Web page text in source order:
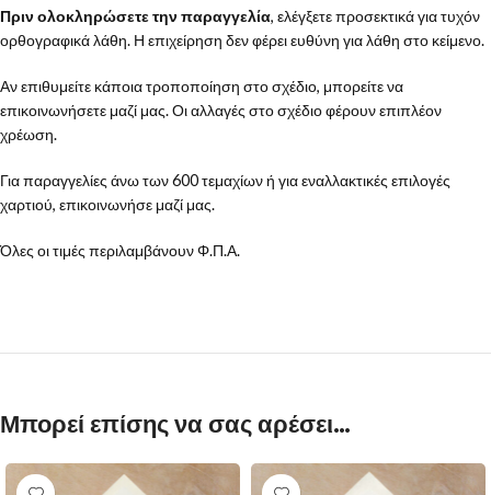
Πριν ολοκληρώσετε την παραγγελία, ελέγξετε προσεκτικά για τυχόν
ορθογραφικά λάθη. Η επιχείρηση δεν φέρει ευθύνη για λάθη στο κείμενο.
Αν επιθυμείτε κάποια τροποποίηση στο σχέδιο, μπορείτε να
επικοινωνήσετε μαζί μας. Οι αλλαγές στο σχέδιο φέρουν επιπλέον
χρέωση.
Για παραγγελίες άνω των 600 τεμαχίων ή για εναλλακτικές επιλογές
χαρτιού, επικοινωνήσε μαζί μας.
Όλες οι τιμές περιλαμβάνουν Φ.Π.Α.
Μπορεί επίσης να σας αρέσει…